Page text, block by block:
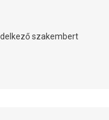
szakembert